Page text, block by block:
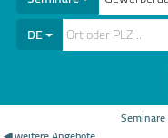
DE
Seminare